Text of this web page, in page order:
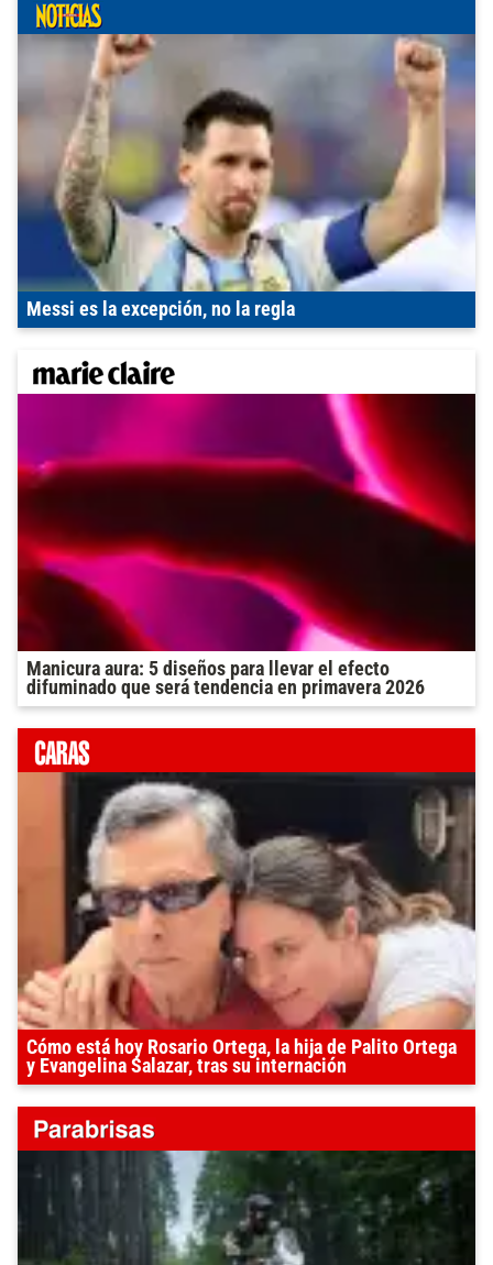
Messi es la excepción, no la regla
Manicura aura: 5 diseños para llevar el efecto
difuminado que será tendencia en primavera 2026
Cómo está hoy Rosario Ortega, la hija de Palito Ortega
y Evangelina Salazar, tras su internación